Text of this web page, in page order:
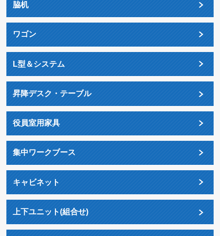
脇机
ワゴン
L型＆システム
昇降デスク・テーブル
役員室用家具
集中ワークブース
キャビネット
上下ユニット(組合せ)